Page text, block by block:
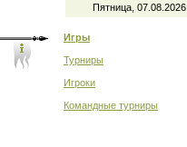
Пятница, 07.08.2026
Игры
Турниры
Игроки
Командные турниры